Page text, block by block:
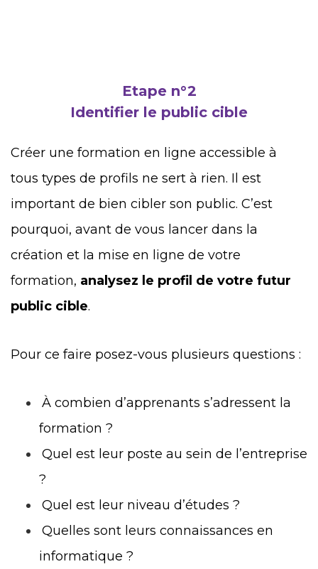
Etape n°2
Identifier le public cible
Créer une formation en ligne accessible à
tous types de profils ne sert à rien. Il est
important de bien cibler son public. C’est
pourquoi, avant de vous lancer dans la
création et la mise en ligne de votre
formation, analysez le profil de votre futur
public cible.
Pour ce faire posez-vous plusieurs questions :
À combien d’apprenants s’adressent la
formation ?
Quel est leur poste au sein de l’entreprise
?
Quel est leur niveau d’études ?
Quelles sont leurs connaissances en
informatique ?